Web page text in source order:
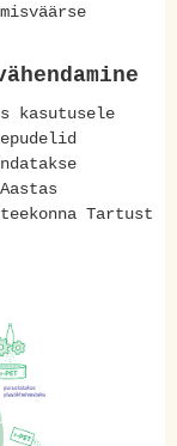
kasutusele
Tartust